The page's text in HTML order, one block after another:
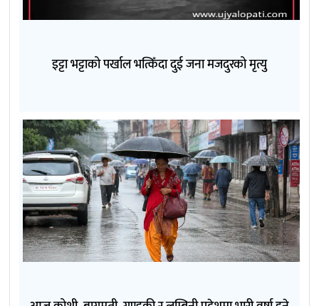
इट्टा भट्टाको पर्खाल भत्किँदा दुई जना मजदुरको मृत्यु